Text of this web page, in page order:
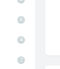
2
6
4
7